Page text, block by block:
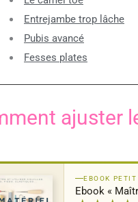
Entrejambe trop lâche
Pubis avancé
Fesses plates
ajuster
EBOOK
Ebook «